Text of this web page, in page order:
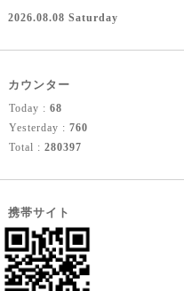
2026.08.08 Saturday
カウンター
Today : 68
Yesterday : 760
Total : 280397
携帯サイト